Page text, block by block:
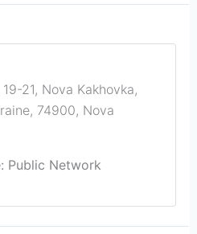
21, Nova Kakhovka,
74900, Nova
Public Network